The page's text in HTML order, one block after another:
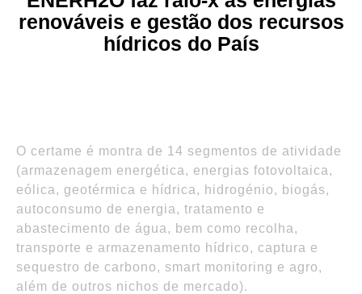
renováveis e gestão dos recursos
hídricos do País
O certame é montra de 14 segmentos de atividade
(armazenagem energética, energias fotovoltaica,
eólica, geotérmica e hídrica, hidrogénio, biogás,
autoconsumo de energia, tratamento e
abastecimento de água, bem como recolha,
transporte e armazenamento hídrico, captura e
sequestro de carbono, smart monitoring e agro,
além de outros nichos de mercado).